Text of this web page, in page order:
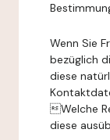
Wenn Sie
bezüglich
diese
Welche
diese